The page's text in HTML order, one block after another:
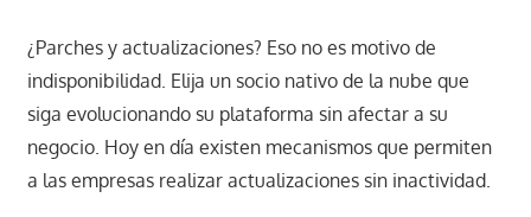
¿Parches y actualizaciones? Eso no es motivo de
indisponibilidad. Elija un socio nativo de la nube que
siga evolucionando su plataforma sin afectar a su
negocio. Hoy en día existen mecanismos que permiten
a las empresas realizar actualizaciones sin inactividad.